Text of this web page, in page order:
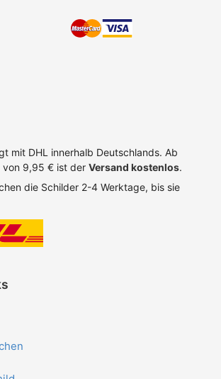
mit DHL innerhalb Deutschlands. Ab
von 9,95 € ist der Versand kostenlos.
die Schilder 2-4 Werktage, bis sie